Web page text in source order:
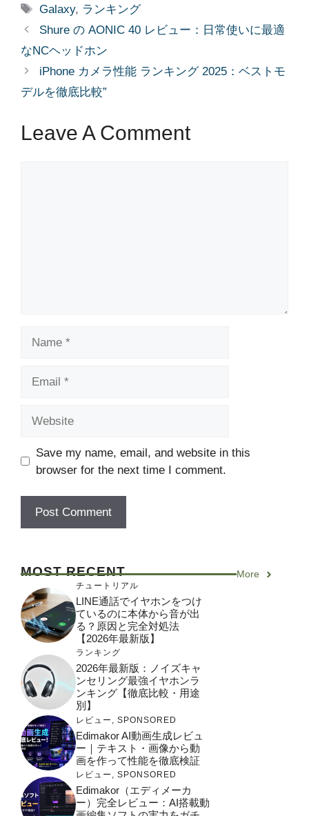
Tags
Galaxy, ランキング
Shure の AONIC 40 レビュー：日常使いに最適
なNCヘッドホン
iPhone カメラ性能 ランキング 2025：ベストモ
デルを徹底比較”
Leave A Comment
Save my name, email, and website in this
browser for the next time I comment.
MOST RECENT More
チュートリアル
LINE通話でイヤホンをつけ
ているのに本体から音が出
る？原因と完全対処法
【2026年最新版】
ランキング
2026年最新版：ノイズキャ
ンセリング最強イヤホンラ
ンキング【徹底比較・用途
別】
レビュー SPONSORED
Edimakor AI動画生成レビュ
ー｜テキスト・画像から動
画を作って性能を徹底検証
レビュー , SPONSORED
Edimakor（エディメーカ
ー）完全レビュー：AI搭載動